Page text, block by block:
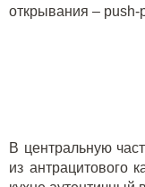
открывания – push-
В центральную
из антрацитового